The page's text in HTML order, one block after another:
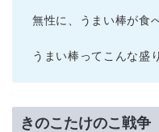
無性に、うまい棒が食
うまい棒ってこんな盛
きのこたけのこ戦争